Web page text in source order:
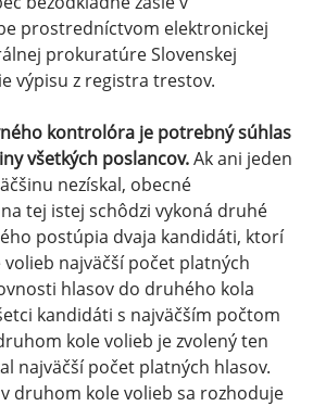
prostredníctvom elektronickej
prokuratúre Slovenskej
výpisu z registra trestov.
kontrolóra je potrebný súhlas
všetkých poslancov.Ak ani jeden
nezískal, obecné
tej istej schôdzi vykoná druhé
postúpia dvaja kandidáti, ktorí
najväčší počet platných
hlasov do druhého kola
kandidáti s najväčším počtom
kole volieb je zvolený ten
najväčší počet platných hlasov.
druhom kole volieb sa rozhoduje